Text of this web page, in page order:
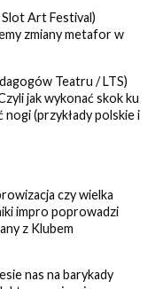
Art Festival)
zmiany metafor w
Teatru / LTS)
jak wykonać skok ku
(przykłady polskie i
czy wielka
impro poprowadzi
z Klubem
nas na barykady